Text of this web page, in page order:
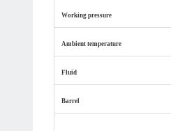
Working pressure
Ambient temperature
Fluid
Barrel